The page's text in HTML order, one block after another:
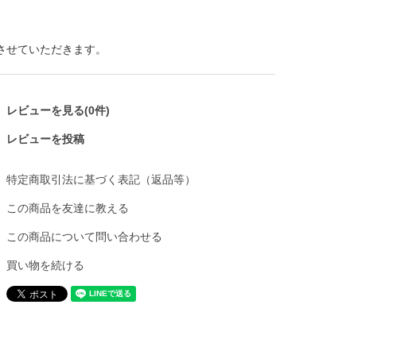
ていただきます。
レビューを見る(0件)
レビューを投稿
特定商取引法に基づく表記（返品等）
この商品を友達に教える
この商品について問い合わせる
買い物を続ける